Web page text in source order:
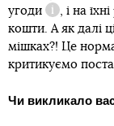
угоди
Довідка
, і на
кошти. А як далі
мішках?! Це
критикуємо
Чи викликало